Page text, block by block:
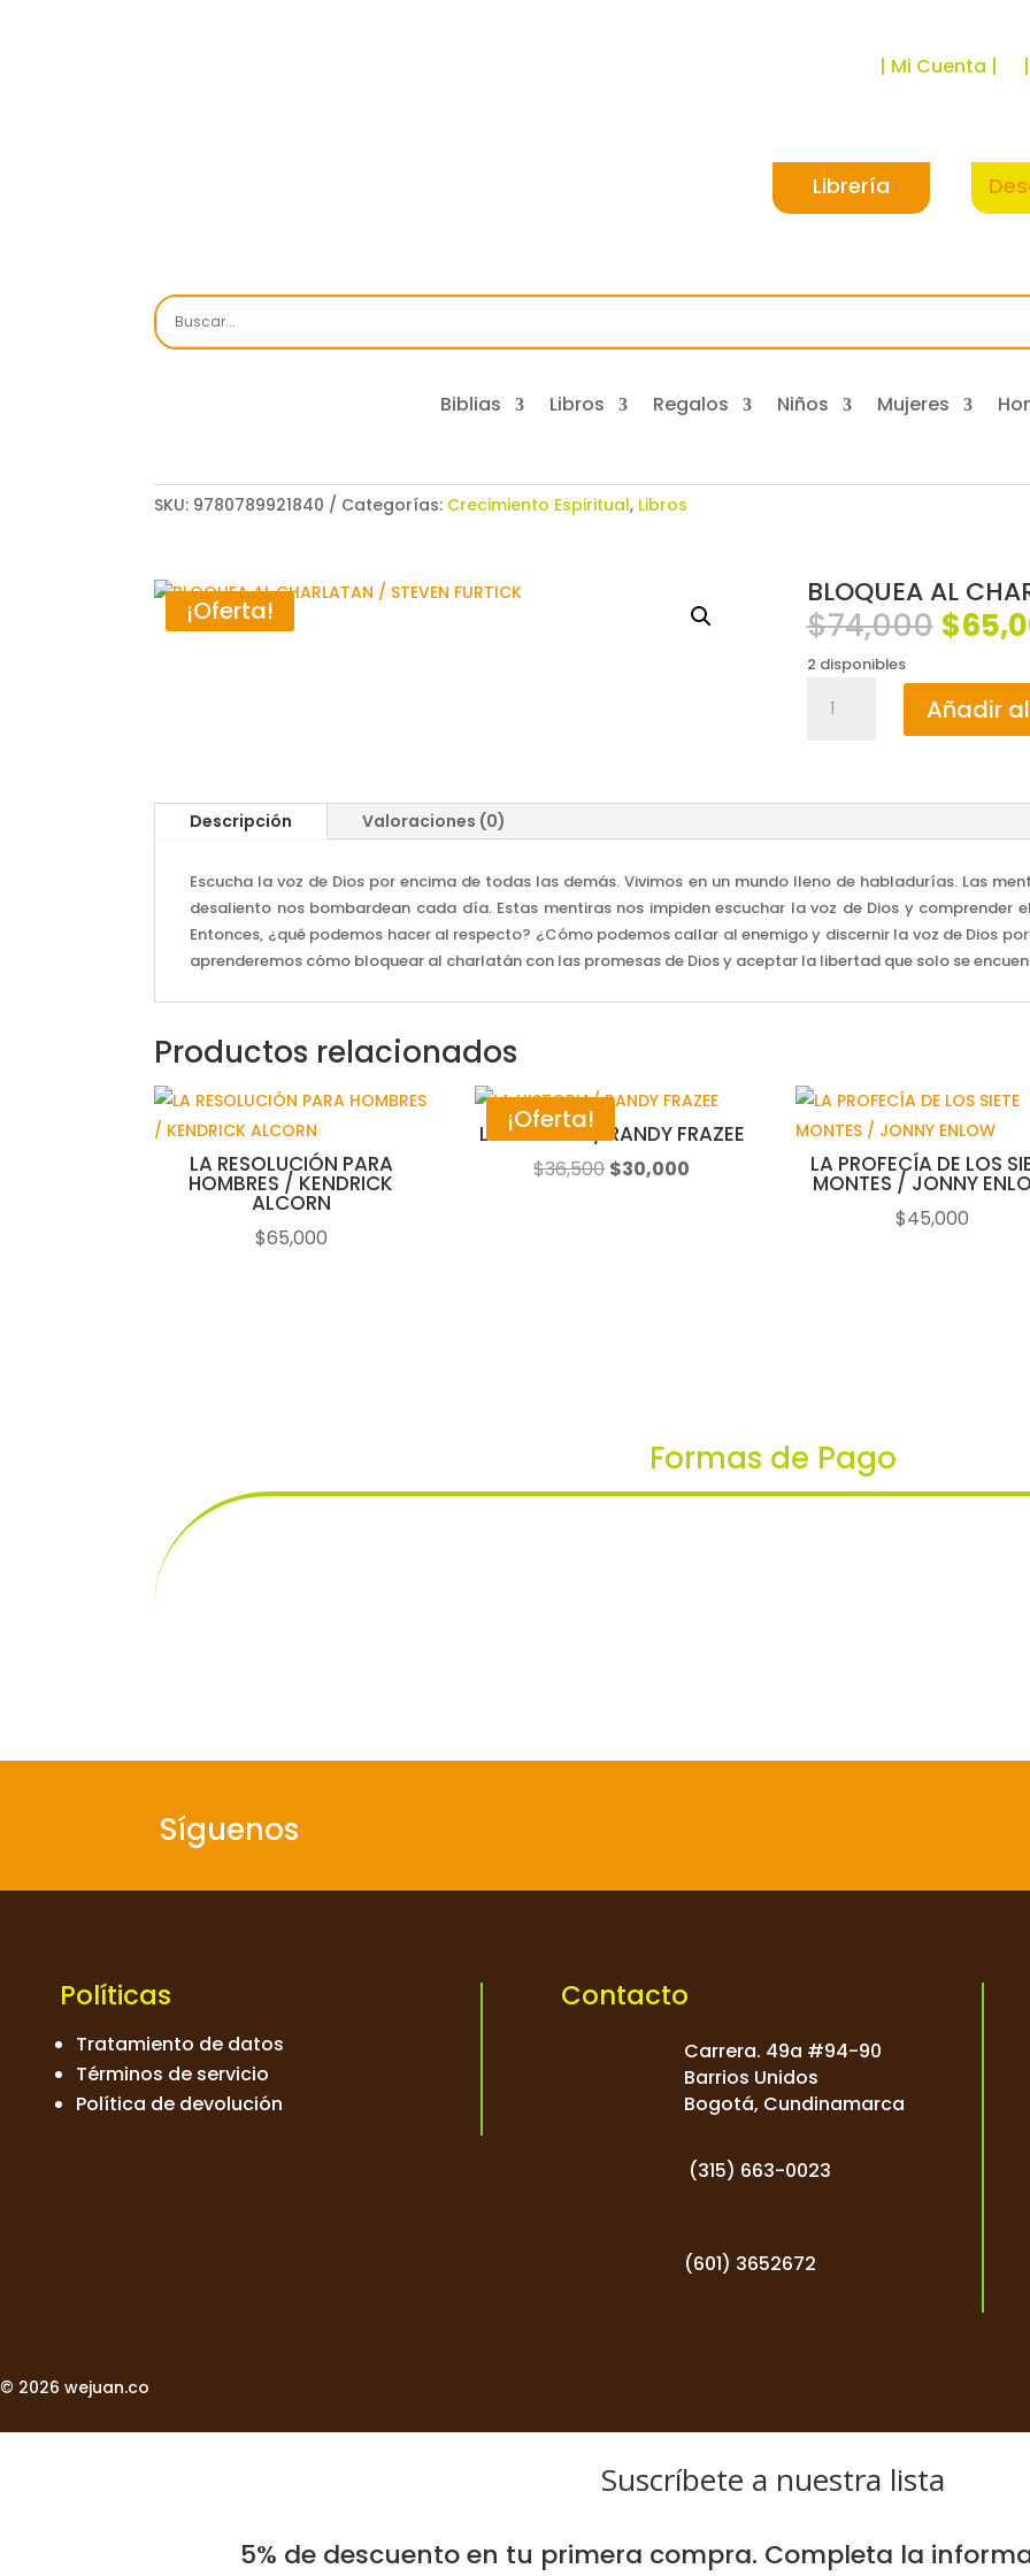
| Mi Cuenta |
Librería
Biblias Libros Regalos Niños Mujeres
SKU: 9780789921840 Categorías: Crecimiento Espiritual, Libros
¡Oferta!
BLOQUEA AL
$74,000 El
era:
$
2 disponibles
Añadir
Descripción Valoraciones (0)
Escucha la voz de Dios por encima de todas las demás. Vivimos en un mundo lleno de habladurías. Las
desaliento nos bombardean cada día. Estas mentiras nos impiden escuchar la voz de Dios y comprender
Entonces, ¿qué podemos hacer al respecto? ¿Cómo podemos callar al enemigo y discernir la voz de Dios
aprenderemos cómo bloquear al charlatán con las promesas de Dios y aceptar la libertad que solo se
Productos relacionados
LA RESOLUCIÓN PARA
HOMBRES / KENDRICK
ALCORN
$65,000
¡Oferta!
LA HISTORIA/ RANDY FRAZEE
$36,500El
$30,000 LA PROFECÍA DE LOS
MONTES / JONNY
$45,000
Formas de Pago
Síguenos
Políticas
Tratamiento de datos
Términos de servicio
Política de devolución
Contacto
Carrera. 49a #94-90
Barrios Unidos
Bogotá, Cundinamarca
(315) 663-0023
(601) 3652672
© 2026 wejuan.co
Suscríbete a nuestra lista
5% de descuento en tu primera compra. Completa la